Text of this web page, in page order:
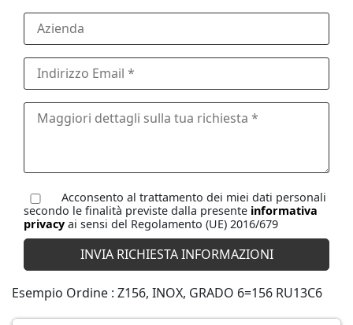
Acconsento al trattamento dei miei dati personali
secondo le finalità previste dalla presente informativa
privacy ai sensi del Regolamento (UE) 2016/679
Esempio Ordine : Z156, INOX, GRADO 6=156 RU13C6